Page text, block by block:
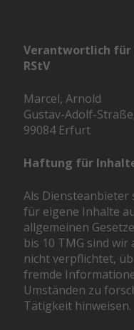
Verantwortlich für
RStV
Marcel, Arnold
Gustav-Adolf-
99084 Erfurt
Haftung für
Als Diensteanbieter
für eigene Inhalte
allgemeinen
bis 10 TMG sind
nicht verpflichtet,
fremde
Umständen zu
Tätigkeit hinweisen.